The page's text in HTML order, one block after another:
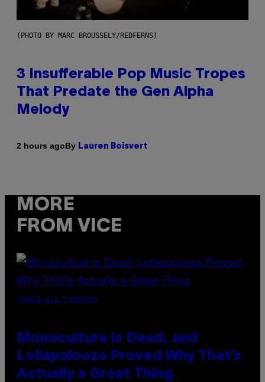
(PHOTO BY MARC BROUSSELY/REDFERNS)
3 Insufferable Pop Music Tropes
That Predate the Gen Alpha
Melody
2 hours agoBy Lauren Boisvert
MORE
FROM VICE
(PHOTO VIA T-MOBILE)
Monoculture is Dead, and
Lollapalooza Proved Why That’s
Actually a Great Thing